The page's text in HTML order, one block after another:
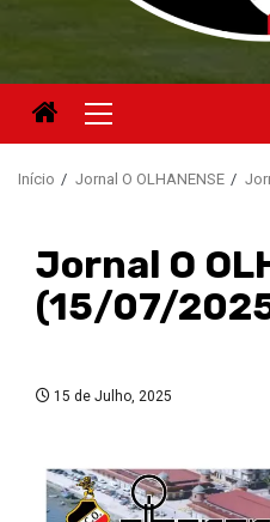
Menu
principal
Início Jornal O OLHANENSE
Jornal O
(15/07/
15 de Julho, 2025